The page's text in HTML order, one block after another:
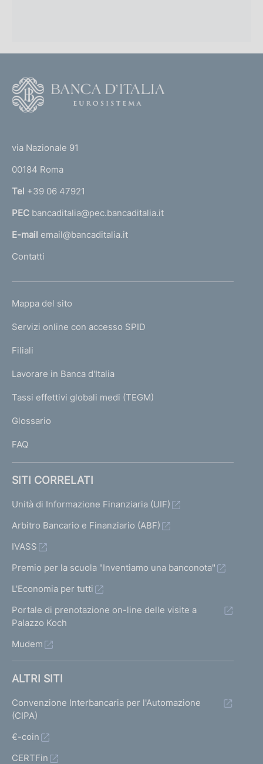
r
n
a
l
'
m
e
a
g
via Nazionale 91
00184 Roma
Tel +39 06 47921
PEC bancaditalia@pec.bancaditalia.it
E-mail email@bancaditalia.it
Contatti
L
N
K
T
I
I
Mappa del sito
Servizi online con accesso SPID
Filiali
Lavorare in Banca d'Italia
Tassi effettivi globali medi (TEGM)
Glossario
FAQ
SITI CORRELATI
Unità di Informazione Finanziaria (UIF)
Arbitro Bancario e Finanziario (ABF)
IVASS
Premio per la scuola "Inventiamo una banconota"
L'Economia per tutti
Portale di prenotazione on-line delle visite a
Palazzo Koch
Mudem
ALTRI SITI
Convenzione Interbancaria per l'Automazione
(CIPA)
€-coin
CERTFin